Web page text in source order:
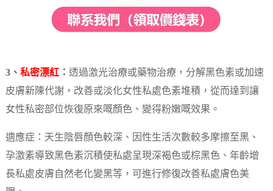
3、 私密漂紅： 透過激光治療或藥物治療，分解黑色素或加速
皮膚新陳代謝，改善或淡化女性私處色素堆積，從而達到讓
女性私密部位恢復原來嘅顏色、變得粉嫩嘅效果。
適應症：天生陰唇顏色較深、因性生活次數較多摩擦至黑、
孕激素導致黑色素沉積使私處呈現深褐色或棕黑色、年齡增
長私處皮膚自然老化變黑等，可進行修復改善私處膚色美